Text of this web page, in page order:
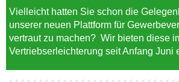
Vielleicht hatten Sie schon die
unserer neuen Plattform für
vertraut zu machen? Wir bieten diese
Vertriebserleichterung seit Anfang Juni